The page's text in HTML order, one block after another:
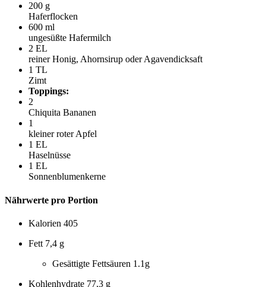
200 g
Haferflocken
600 ml
ungesüßte Hafermilch
2 EL
reiner Honig, Ahornsirup oder Agavendicksaft
1 TL
Zimt
Toppings:
2
Chiquita Bananen
1
kleiner roter Apfel
1 EL
Haselnüsse
1 EL
Sonnenblumenkerne
Nährwerte pro Portion
Kalorien 405
Fett 7,4 g
Gesättigte Fettsäuren 1.1g
Kohlenhydrate 77,3 g